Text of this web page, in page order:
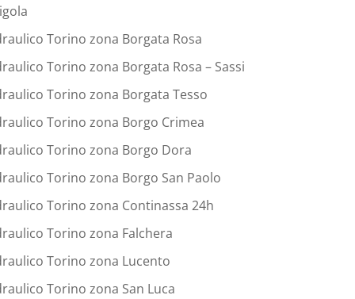
Torino zona Borgata Rosa
Torino zona Borgata Rosa – Sassi
Torino zona Borgata Tesso
Torino zona Borgo Crimea
Torino zona Borgo Dora
Torino zona Borgo San Paolo
Torino zona Continassa 24h
Torino zona Falchera
Torino zona Lucento
Torino zona San Luca